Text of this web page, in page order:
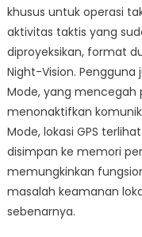
khusus untuk operasi
aktivitas taktis yang
diproyeksikan, format
Night-Vision.
Mode, yang mencegah
menonaktifkan
Mode, lokasi GPS
disimpan ke memori
memungkinkan
masalah keamanan
sebenarnya.